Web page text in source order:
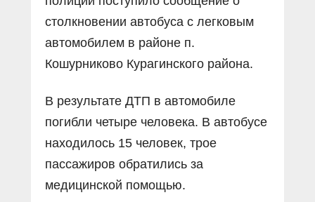
столкновении автобуса с легковым
автомобилем в районе п.
Кошурниково Курагинского района.
В результате ДТП в автомобиле
погибли четыре человека. В автобусе
находилось 15 человек, трое
пассажиров обратились за
медицинской помощью.